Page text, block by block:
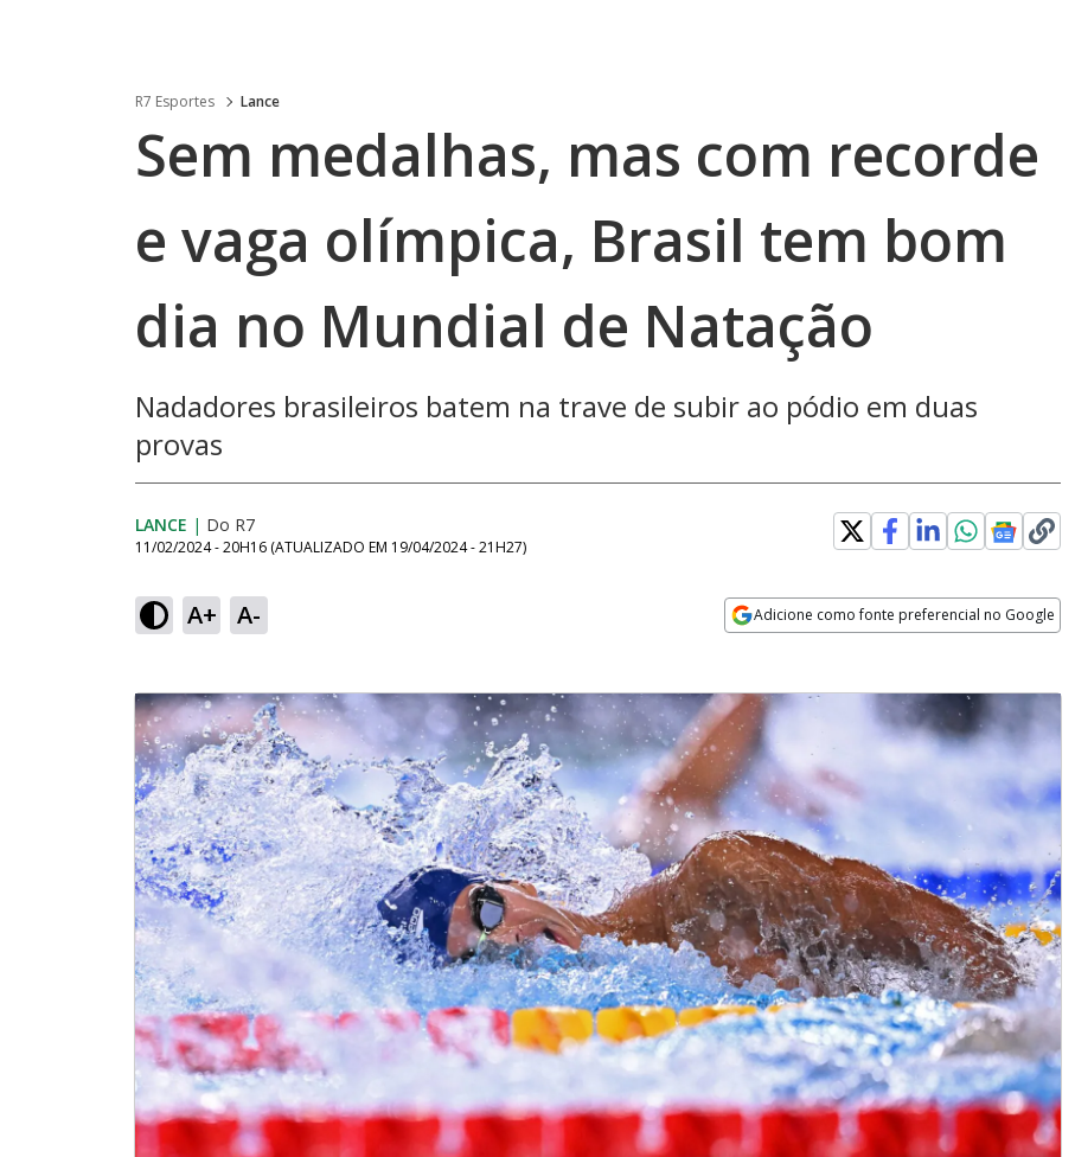
R7 Esportes Lance
Sem medalhas, mas com recorde
e vaga olímpica, Brasil tem bom
dia no Mundial de Natação
Nadadores brasileiros batem na trave de subir ao pódio em duas
provas
LANCE | Do R7
11/02/2024 - 20H16 (ATUALIZADO EM 19/04/2024 - 21H27)
A+ A- Adicione como fonte preferencial no Google